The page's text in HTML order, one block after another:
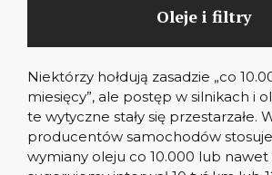
Oleje i filtry
Niektórzy hołdują zasadzie „co
miesięcy”, ale postęp w silnikach i
te wytyczne stały się przestarzałe.
producentów samochodów
wymiany oleju co 10.000 lub